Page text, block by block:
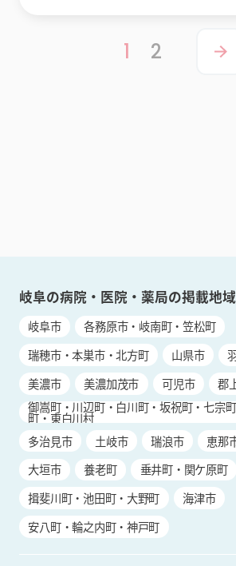
1 2
岐阜の病院・医院・薬局の掲載地
岐阜市
各務原市・岐南町・笠松町
瑞穂市・本巣市・北方町
山県市
美濃市
美濃加茂市 可児市
郡
御嵩町・川辺町・白川町・坂祝町・七宗
町・東白川村
多治見市
土岐市 瑞浪市 恵那
大垣市
養老町
垂井町・関ケ原町
揖斐川町・池田町・大野町
海津市
安八町・輪之内町・神戸町